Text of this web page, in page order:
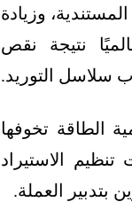
وزيادة
نتيجة نقص
سلاسل التوريد.
الطاقة تخوفها
الاستيراد
العملة.